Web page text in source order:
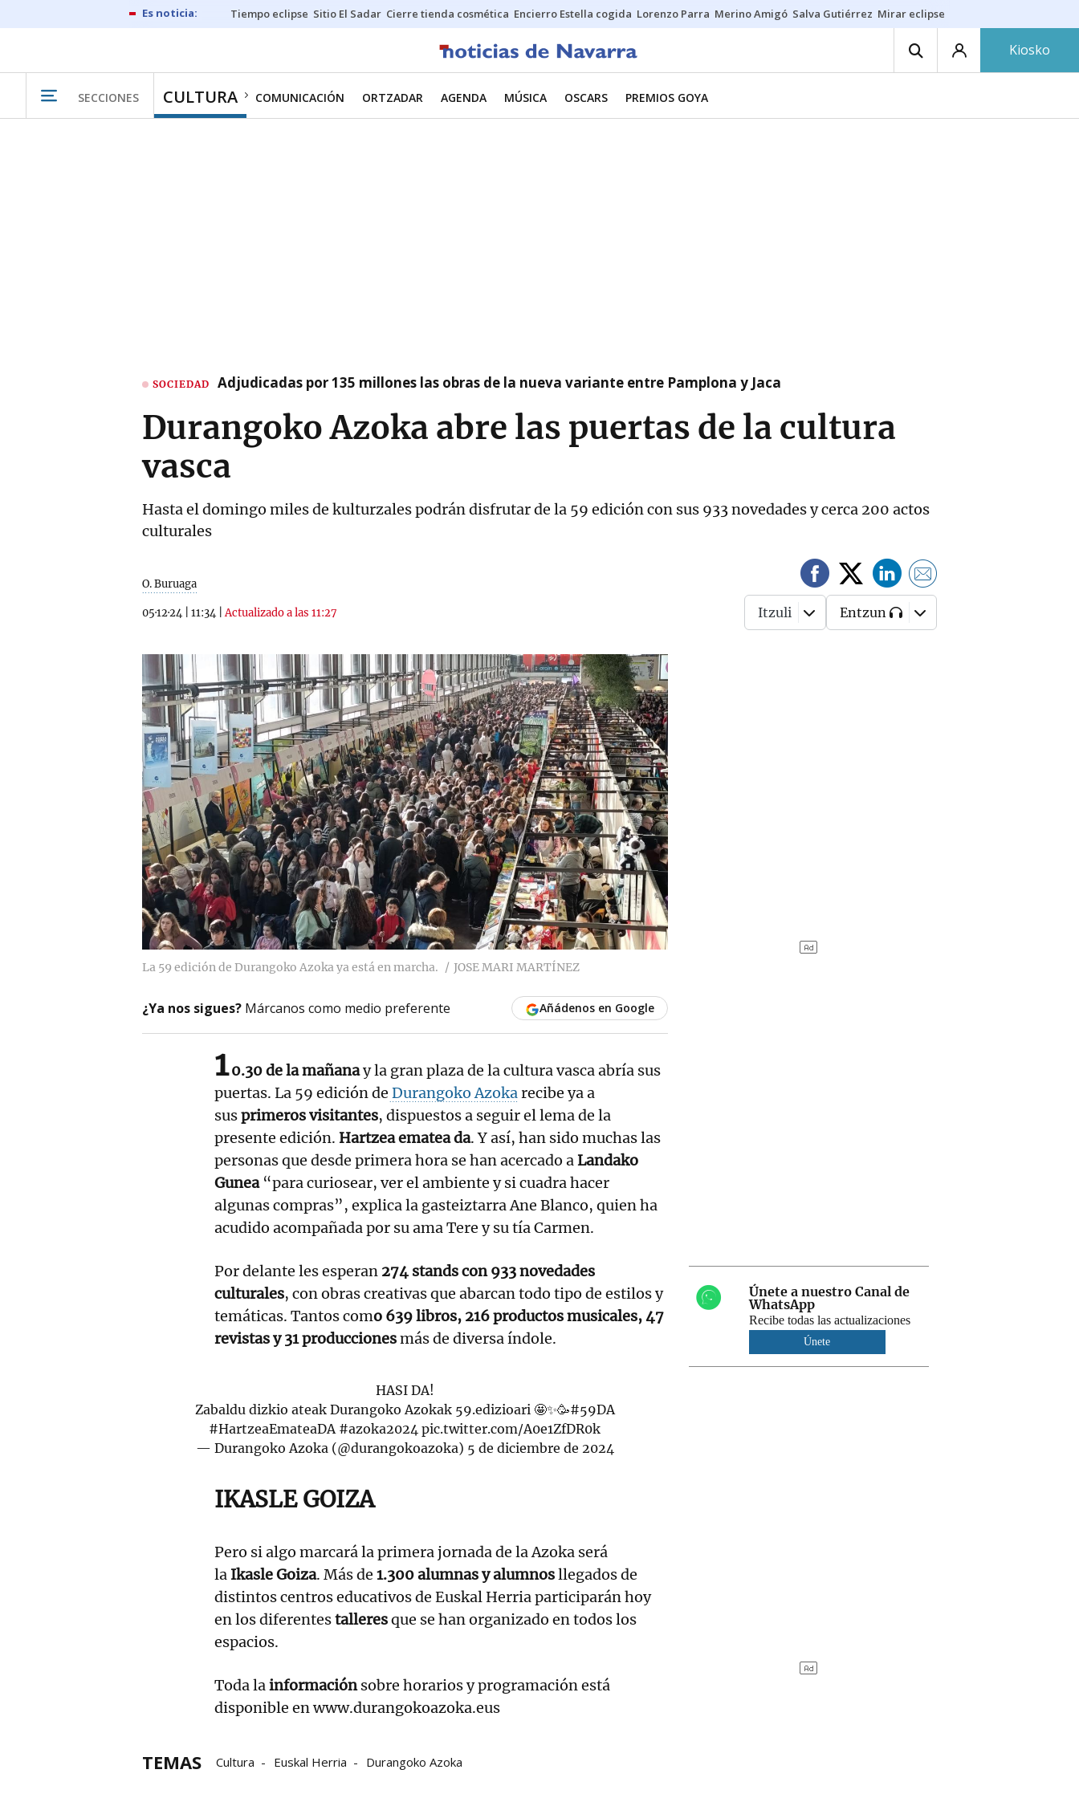
Tiempo eclipse Sitio El Sadar Cierre tienda cosmética Encierro Estella cogida Lorenzo Parra Merino Amigó Salva Gutiérrez Mirar eclipse
Kiosko
SECCIONES CULTURA COMUNICACIÓN ORTZADAR AGENDA MÚSICA OSCARS PREMIOS GOYA
SOCIEDAD Adjudicadas por 135 millones las obras de la nueva variante entre Pamplona y Jaca
Durangoko Azoka abre las puertas de la cultura
vasca
Hasta el domingo miles de kulturzales podrán disfrutar de la 59 edición con sus 933 novedades y cerca 200 actos
culturales
O. Buruaga
05·12·24 11:34 |Actualizado a las 11:27 Itzuli Entzun
La 59 edición de Durangoko Azoka ya está en marcha. JOSE MARI MARTÍNEZ
¿Ya nos sigues? Márcanos como medio preferente Añádenos en Google
10.30 de la mañanay la gran plaza de la cultura vasca abría sus
puertas. La 59 edición de Durangoko Azokarecibe ya a
susprimeros visitantes, dispuestos a seguir el lema de la
presente edición. Hartzea ematea da. Y así, han sido muchas las
personas que desde primera hora se han acercado aLandako
Gunea“para curiosear, ver el ambiente y si cuadra hacer
algunas compras”, explica la gasteiztarra Ane Blanco, quien ha
acudido acompañada por su ama Tere y su tía Carmen.
Por delante les esperan 274 stands con 933 novedades
culturales, con obras creativas que abarcan todo tipo de estilos y
temáticas. Tantos como 639 libros, 216 productos musicales, 47
revistas y 31 produccionesmás de diversa índole.
HASI DA!
Zabaldu dizkio ateak Durangoko Azokak 59.edizioari 🤩✨🥳#59DA
#HartzeaEmateaDA #azoka2024 pic.twitter.com/A0e1ZfDR0k
— Durangoko Azoka (@durangokoazoka) 5 de diciembre de 2024
IKASLE GOIZA
Pero si algo marcará la primera jornada de la Azoka será
la Ikasle Goiza. Más de 1.300 alumnas y alumnosllegados de
distintos centros educativos de Euskal Herria participarán hoy
en los diferentestalleresque se han organizado en todos los
espacios.
Toda lainformaciónsobre horarios y programación está
disponible en www.durangokoazoka.eus
TEMAS Cultura Euskal Herria Durangoko Azoka
Únete a nuestro Canal de
WhatsApp
Recibe todas las actualizaciones
Únete